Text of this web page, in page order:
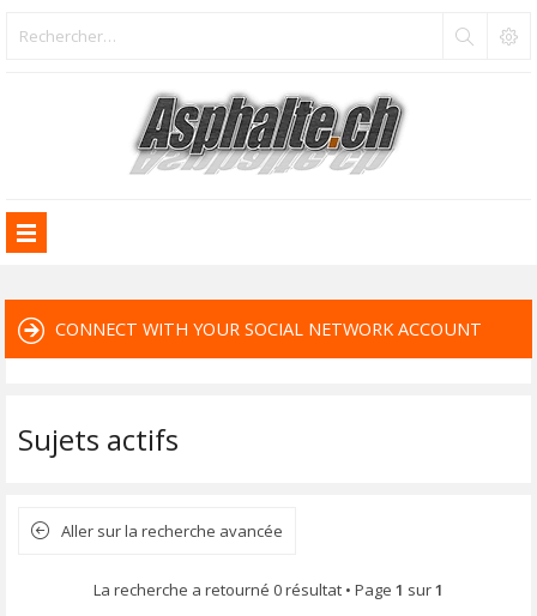
CONNECT WITH YOUR SOCIAL NETWORK ACCOUNT
Sujets actifs
Aller sur la recherche avancée
La recherche a retourné 0 résultat • Page 1 sur1